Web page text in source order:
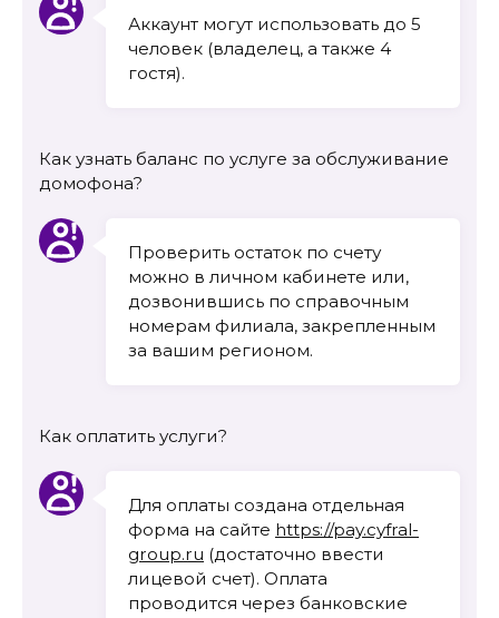
Аккаунт могут использовать до 5
человек (владелец, а также 4
гостя).
Как узнать баланс по услуге за обслуживание
домофона?
Проверить остаток по счету
можно в личном кабинете или,
дозвонившись по справочным
номерам филиала, закрепленным
за вашим регионом.
Как оплатить услуги?
Для оплаты создана отдельная
форма на сайте https://pay.cyfral-
group.ru (достаточно ввести
лицевой счет). Оплата
проводится через банковские